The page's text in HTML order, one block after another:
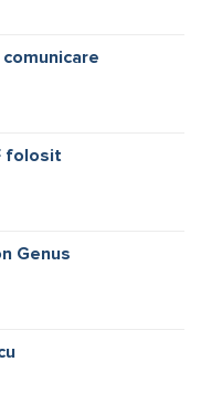
folosit
Genus